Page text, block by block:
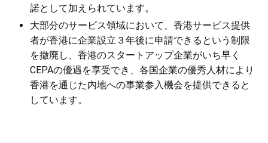
諾として加えられています。
大部分のサービス領域において、香港サービス提供
者が香港に企業設立３年後に申請できるという制限
を撤廃し、香港のスタートアップ企業がいち早く
CEPAの優遇を享受でき、各国企業の優秀人材により
香港を通じた内地への事業参入機会を提供できると
しています。